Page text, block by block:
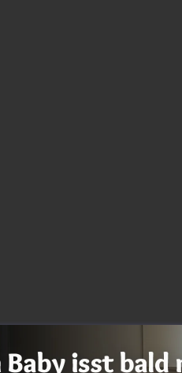
Beitrag geteilt von Annina&Lena –